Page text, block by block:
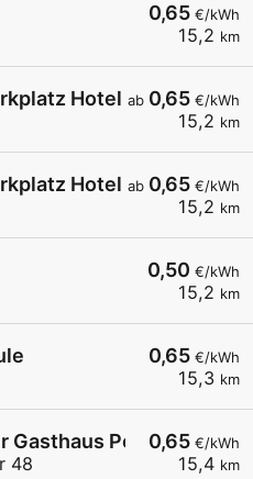
0,65 €/kWh
15,2 km
ab 0,65 €/kWh
15,2 km
Hotel
ab 0,65 €/kWh
15,2 km
Hotel
0,50 €/kWh
15,2 km
0,65 €/kWh
15,3 km
0,65 €/kWh
15,4 km
Gasthaus Powisch
48